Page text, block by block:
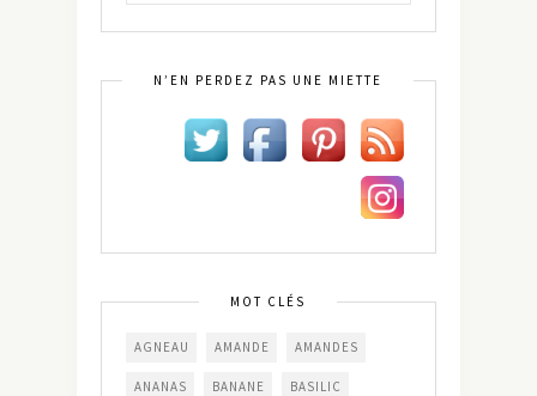
N’EN PERDEZ PAS UNE MIETTE
MOT CLÉS
AGNEAU AMANDE AMANDES
ANANAS BANANE BASILIC